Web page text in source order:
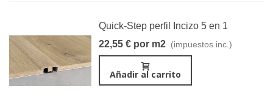
Quick-Step perfil Incizo 5 en 1
22,55 € por m2 (impuestos inc.)
Añadir al carrito